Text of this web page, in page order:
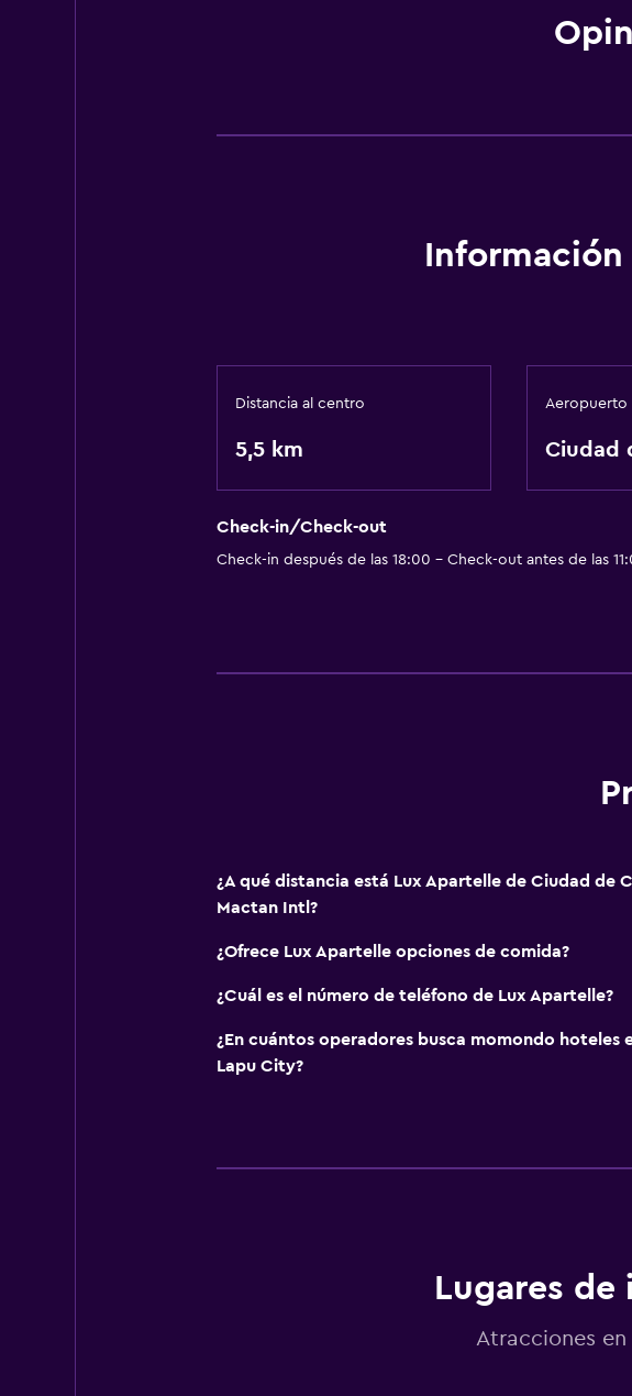
Información
Distancia al centro
5,5 km
Aeropuerto
Ciudad
Check-in/Check-out
Check-in después de las 18:00 - Check-out antes de las
¿A qué distancia está Lux Apartelle de Ciudad de
Mactan Intl?
¿Ofrece Lux Apartelle opciones de comida?
¿Cuál es el número de teléfono de Lux Apartelle?
¿En cuántos operadores busca momondo hoteles
Lapu City?
Lugares
Atracciones